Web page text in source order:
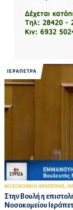
ΙΕΡΑΠΕΤΡΑ
ΝΟΣΟΚΟΜΕΙΟ ΙΕΡΑΠΕΤΡΑΣ,
Στην Βουλή η
Νοσοκομείου